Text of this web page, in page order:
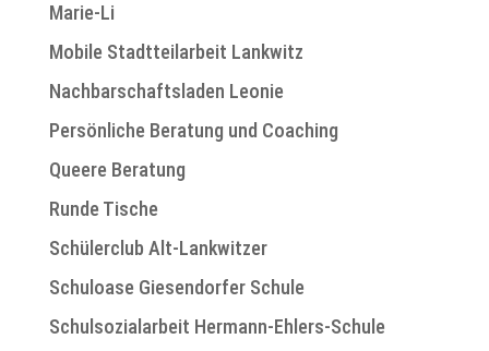
Marie-Li
Mobile Stadtteilarbeit Lankwitz
Nachbarschaftsladen Leonie
Persönliche Beratung und Coaching
Queere Beratung
Runde Tische
Schülerclub Alt-Lankwitzer
Schuloase Giesendorfer Schule
Schulsozialarbeit Hermann-Ehlers-Schule